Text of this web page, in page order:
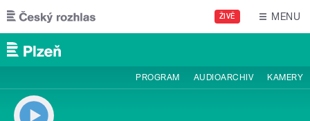
Přejít k hlavnímu obsahu
ŽIVĚ MENU
PROGRAM AUDIOARCHIV KAMERY